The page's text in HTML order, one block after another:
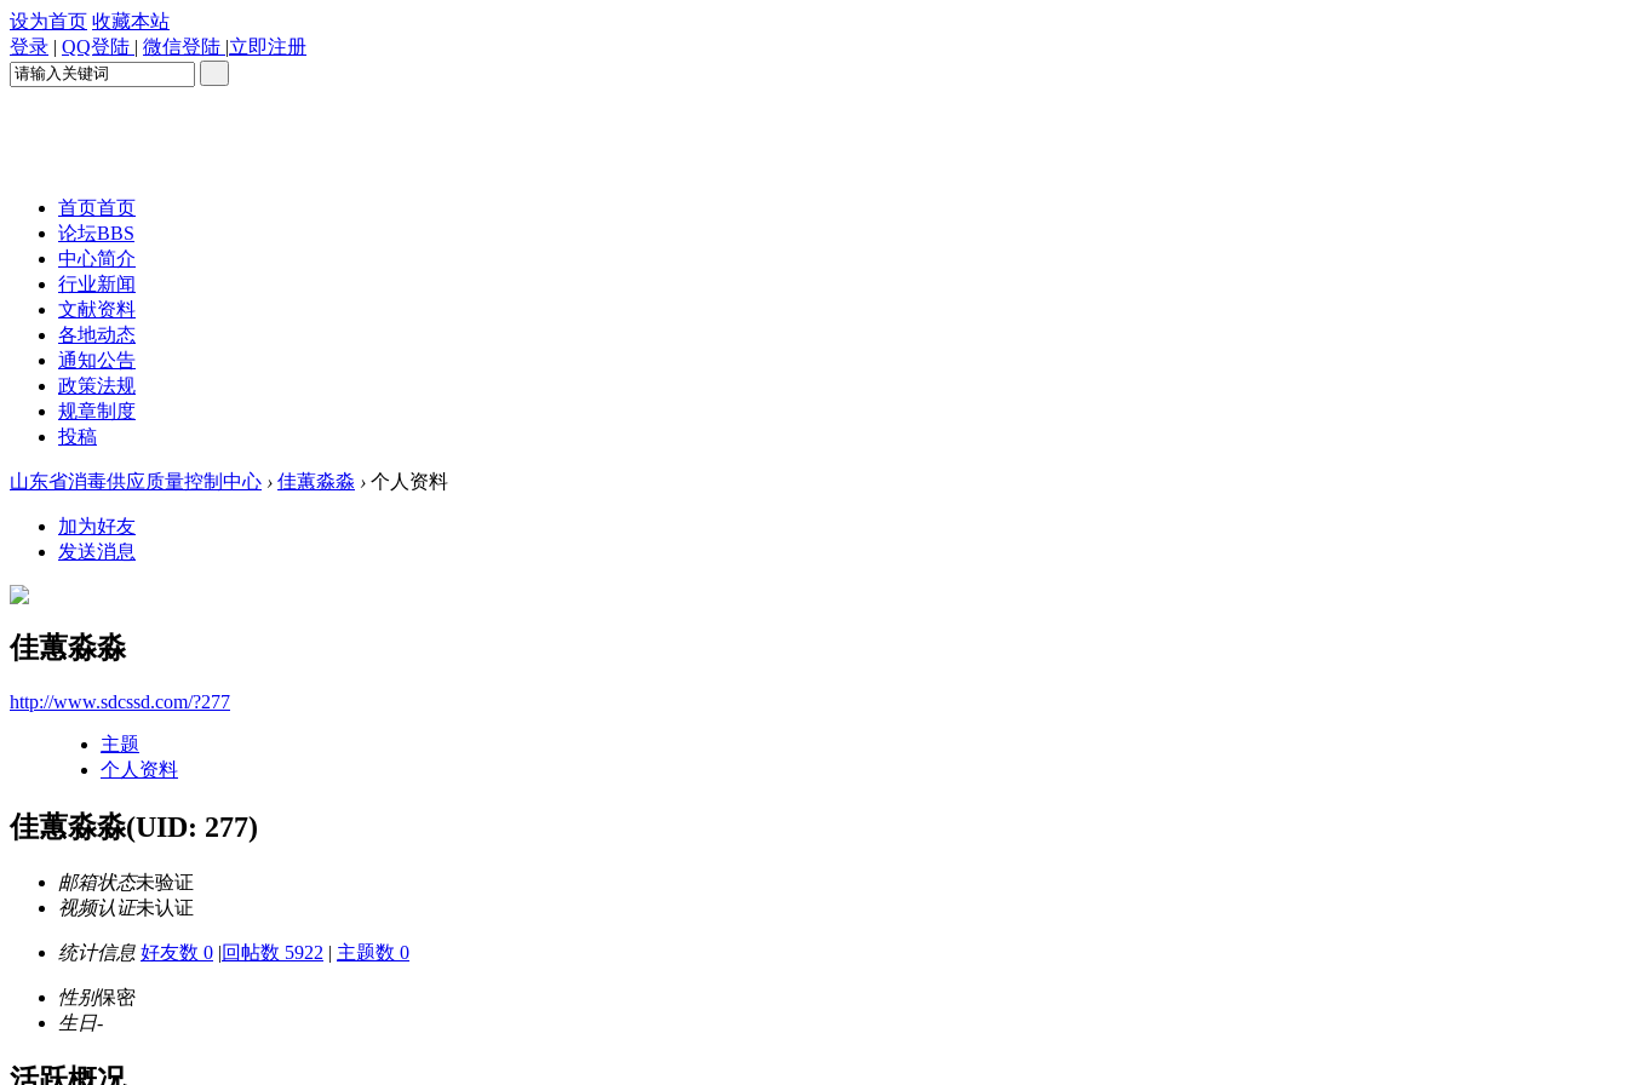
设为首页 收藏本站
登录 | QQ登陆 | 微信登陆 |立即注册
首页首页
论坛BBS
中心简介
行业新闻
文献资料
各地动态
通知公告
政策法规
规章制度
投稿
山东省消毒供应质量控制中心 › 佳蕙淼淼 › 个人资料
加为好友
发送消息
佳蕙淼淼
http://www.sdcssd.com/?277
主题
个人资料
佳蕙淼淼(UID: 277)
邮箱状态未验证
视频认证未认证
统计信息 好友数 0 |回帖数 5922 | 主题数 0
性别保密
生日-